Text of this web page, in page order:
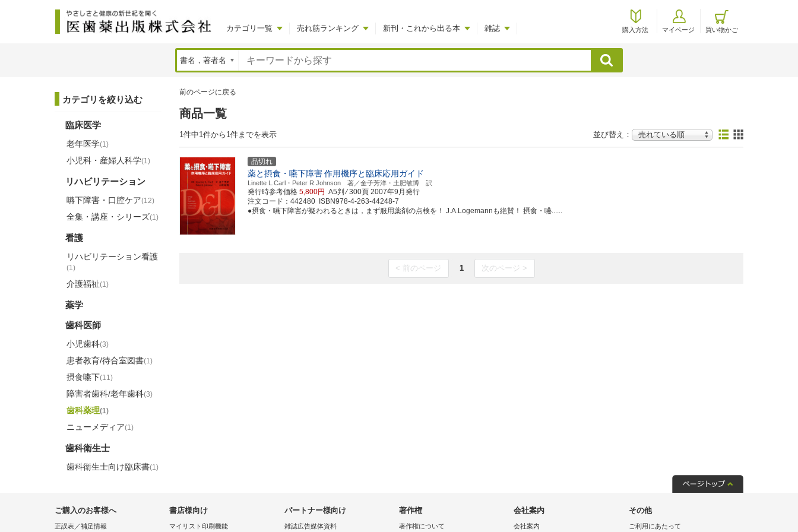
カテゴリ一覧 売れ筋ランキング 新刊・これから出る本 雑誌 購入方法 マイページ 買い物かご
検索
前のページに戻る
商品一覧
1件中1件から1件までを表示 並び替え：
品切れ
薬と摂食・嚥下障害作用機序と臨床応用ガイド
Linette L.Carl・Peter R.Johnson 著／金子芳洋・土肥敏博 訳
発行時参考価格 5,800円 A5判 ⁄ 300頁 2007年9月発行
注文コード：442480 ISBN978-4-263-44248-7
●摂食・嚥下障害が疑われるときは，まず服用薬剤の点検を！ J.A.Logemannも絶賛！ 摂食・嚥......
< 前のページ 1 次のページ >
カテゴリを絞り込む
臨床医学
老年医学(1)
小児科・産婦人科学(1)
リハビリテーション
嚥下障害・口腔ケア(12)
全集・講座・シリーズ(1)
看護
リハビリテーション看護
(1)
介護福祉(1)
薬学
歯科医師
小児歯科(3)
患者教育/待合室図書(1)
摂食嚥下(11)
障害者歯科/老年歯科(3)
歯科薬理(1)
ニューメディア(1)
歯科衛生士
歯科衛生士向け臨床書(1)
ご購入のお客様へ
正誤表／補足情報
書店様向け
マイリスト印刷機能
パートナー様向け
雑誌広告媒体資料
著作権
著作権について
会社案内
会社案内
その他
ご利用にあたって